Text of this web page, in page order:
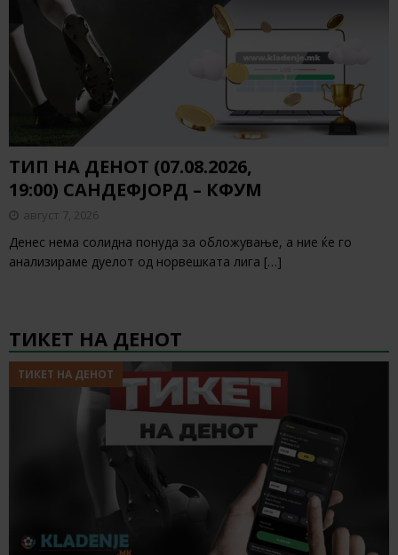
ТИП НА ДЕНОТ (07.08.2026,
19:00) САНДЕФЈОРД – КФУМ
август 7, 2026
Денес нема солидна понуда за обложување, а ние ќе го
анализираме дуелот од норвешката лига […]
ТИКЕТ НА ДЕНОТ
ТИКЕТ НА ДЕНОТ